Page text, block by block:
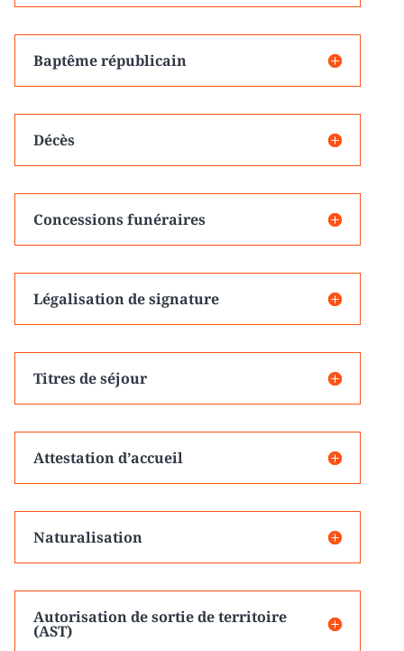
Baptême républicain
Décès
Concessions funéraires
Légalisation de signature
Titres de séjour
Attestation d’accueil
Naturalisation
Autorisation de sortie de territoire
(AST)